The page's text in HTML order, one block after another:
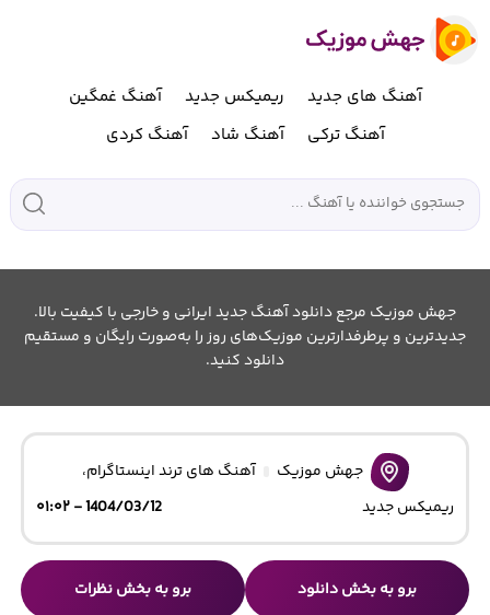
آهنگ های جدید ریمیکس جدید
آهنگ غمگین
آهنگ ترکی
آهنگ شاد آهنگ کردی
جهش موزیک مرجع دانلود آهنگ جدید ایرانی و خارجی با کیفیت بالا.
جدیدترین و پرطرفدارترین موزیک‌های روز را به‌صورت رایگان و مستقیم
دانلود کنید.
جهش موزیک آهنگ های ترند اینستاگرام،
ریمیکس جدید
1404/03/12 - ۰۱:۰۲
برو به بخش دانلود برو به بخش نظرات